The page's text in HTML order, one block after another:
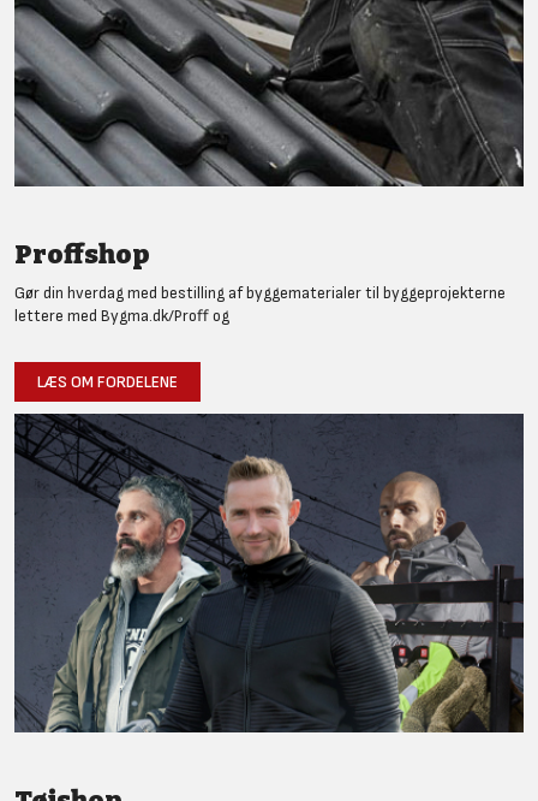
Proffshop
Gør din hverdag med bestilling af byggematerialer til byggeprojekterne
lettere med Bygma.dk/Proff og
LÆS OM FORDELENE